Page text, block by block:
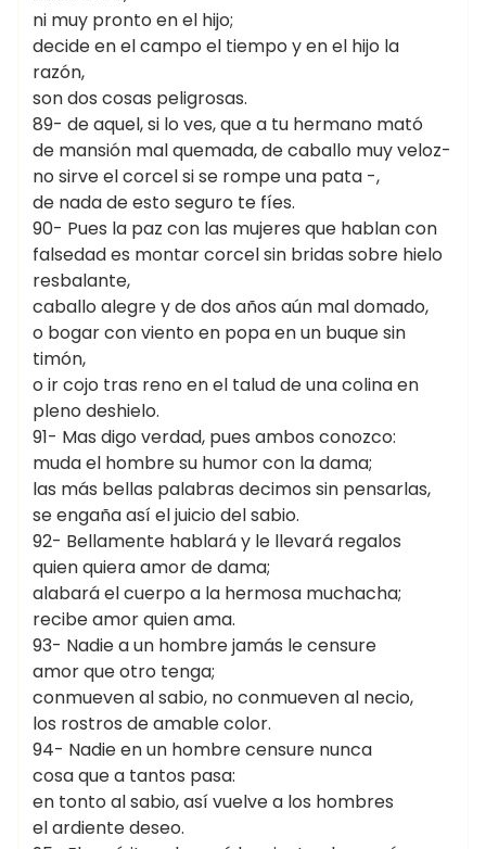
ni muy pronto en el hijo;
decide en el campo el tiempo y en el hijo la
razón,
son dos cosas peligrosas.
89- de aquel, si lo ves, que a tu hermano mató
de mansión mal quemada, de caballo muy veloz-
no sirve el corcel si se rompe una pata -,
de nada de esto seguro te fíes.
90- Pues la paz con las mujeres que hablan con
falsedad es montar corcel sin bridas sobre hielo
resbalante,
caballo alegre y de dos años aún mal domado,
o bogar con viento en popa en un buque sin
timón,
o ir cojo tras reno en el talud de una colina en
pleno deshielo.
91- Mas digo verdad, pues ambos conozco:
muda el hombre su humor con la dama;
las más bellas palabras decimos sin pensarlas,
se engaña así el juicio del sabio.
92- Bellamente hablará y le llevará regalos
quien quiera amor de dama;
alabará el cuerpo a la hermosa muchacha;
recibe amor quien ama.
93- Nadie a un hombre jamás le censure
amor que otro tenga;
conmueven al sabio, no conmueven al necio,
los rostros de amable color.
94- Nadie en un hombre censure nunca
cosa que a tantos pasa:
en tonto al sabio, así vuelve a los hombres
el ardiente deseo.